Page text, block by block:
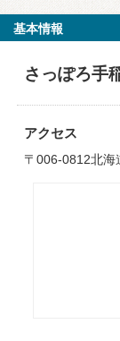
基本情報
さっぽろ手
アクセス
〒006-0812北海